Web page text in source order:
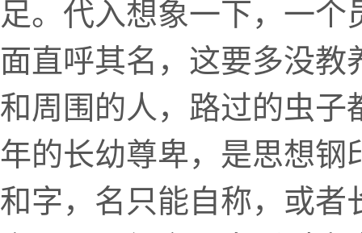
足。代入想象一下，一
面直呼其名，这要多没
和周围的人，路过的虫子
年的长幼尊卑，是思想
和字，名只能自称，或者